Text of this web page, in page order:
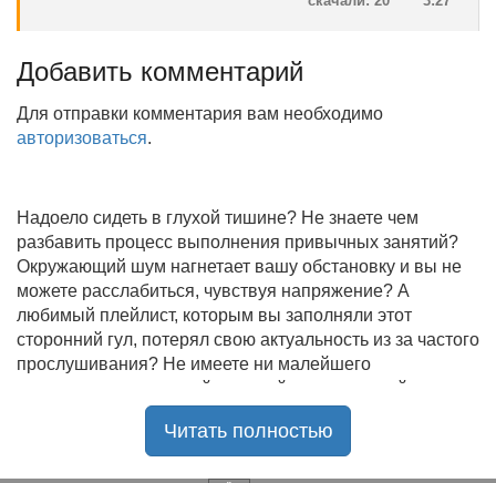
Добавить комментарий
Для отправки комментария вам необходимо
авторизоваться.
Надоело сидеть в глухой тишине? Не знаете чем
разбавить процесс выполнения привычных занятий?
Окружающий шум нагнетает вашу обстановку и вы не
можете расслабиться, чувствуя напряжение? А
любимый плейлист, которым вы заполняли этот
сторонний гул, потерял свою актуальность из за частого
прослушивания? Не имеете ни малейшего
представления, где найти новый качественный контент
на замену старому? В таком случае вы обратились по
Читать полностью